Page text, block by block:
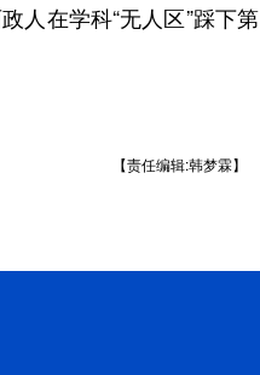
人在学科“无人区”踩下第
【责任编辑:韩梦霖】